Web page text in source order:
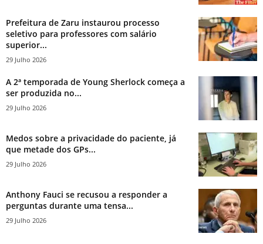
Prefeitura de Zaru instaurou processo
seletivo para professores com salário
superior...
29 Julho 2026
A 2ª temporada de Young Sherlock começa a
ser produzida no...
29 Julho 2026
Medos sobre a privacidade do paciente, já
que metade dos GPs...
29 Julho 2026
Anthony Fauci se recusou a responder a
perguntas durante uma tensa...
29 Julho 2026